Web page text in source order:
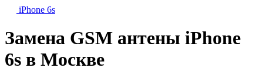
iPhone 6s
Замена GSM антены iPhone
6s в Москве